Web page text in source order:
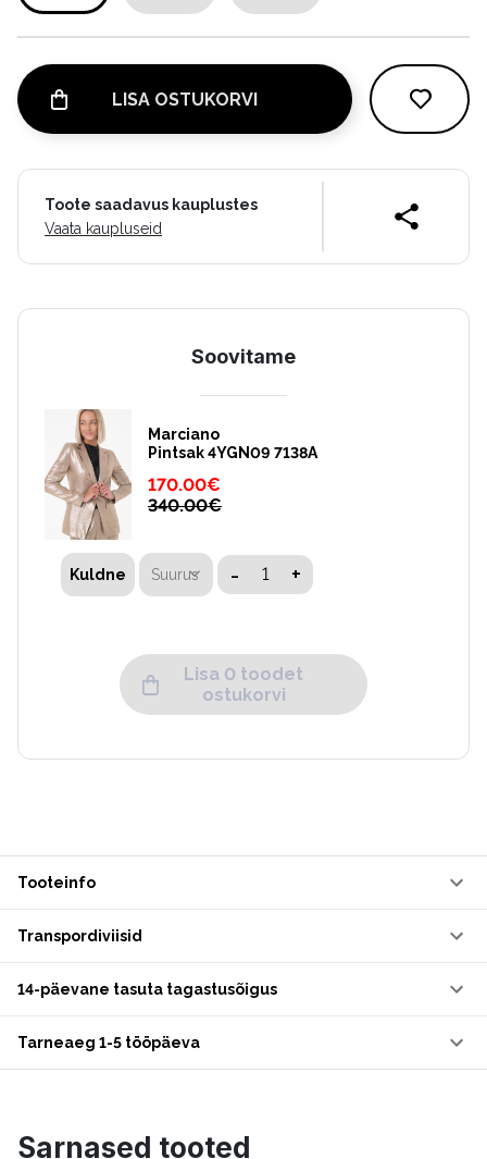
LISA OSTUKORVI
Toote saadavus kauplustes
Vaata kaupluseid
Soovitame
Marciano
Pintsak 4YGN09 7138A
170.00€
340.00€
Kuldne Suurus - +
Lisa 0 toodet
ostukorvi
Tooteinfo
Transpordiviisid
14-päevane tasuta tagastusõigus
Tarneaeg 1-5 tööpäeva
Sarnased tooted